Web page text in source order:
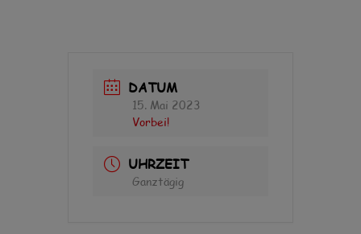
DATUM
15. Mai 2023
Vorbei!
UHRZEIT
Ganztägig